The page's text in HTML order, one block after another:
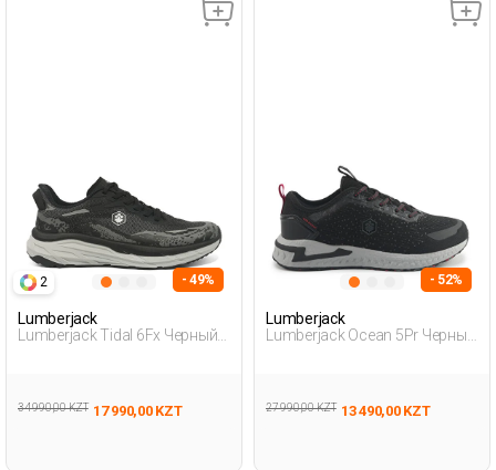
2 - 49%
Lumberjack
Lumberjack Tidal 6Fx Черный
34 990,00 KZT 17 990,00 KZT
- 52%
Lumberjack
Lumberjack Ocean 5Pr Черный
27 990,00 KZT 13 490,00 KZT